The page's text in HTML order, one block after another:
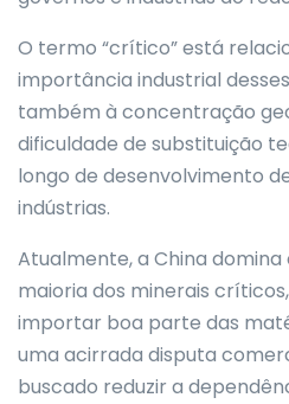
O termo “crítico” está
importância industrial
também à concentração
dificuldade de substituição
longo de desenvolvimento
indústrias.
Atualmente, a China
maioria dos minerais
importar boa parte das
uma acirrada disputa
buscado reduzir a